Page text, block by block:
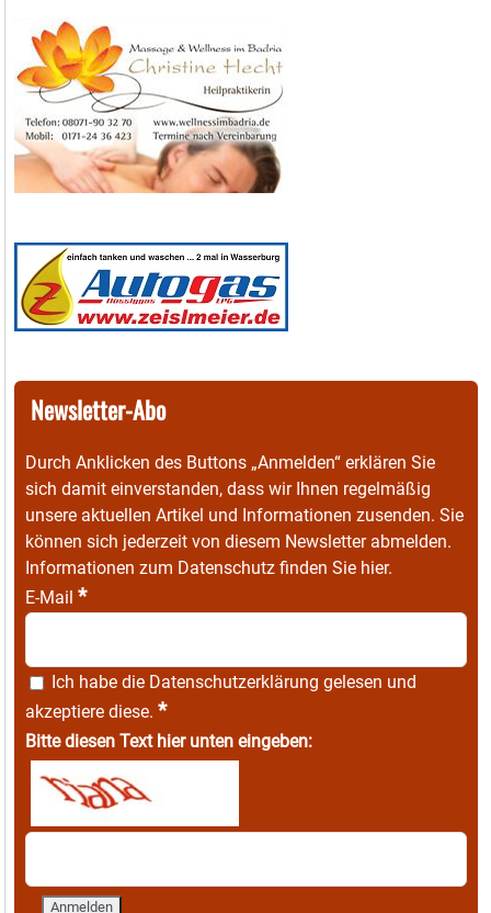
Newsletter-Abo
Durch Anklicken des Buttons „Anmelden“ erklären Sie
sich damit einverstanden, dass wir Ihnen regelmäßig
unsere aktuellen Artikel und Informationen zusenden. Sie
können sich jederzeit von diesem Newsletter abmelden.
Informationen zum Datenschutz finden Sie hier.
E-Mail *
Ich habe die Datenschutzerklärung gelesen und
akzeptiere diese. *
Bitte diesen Text hier unten eingeben: